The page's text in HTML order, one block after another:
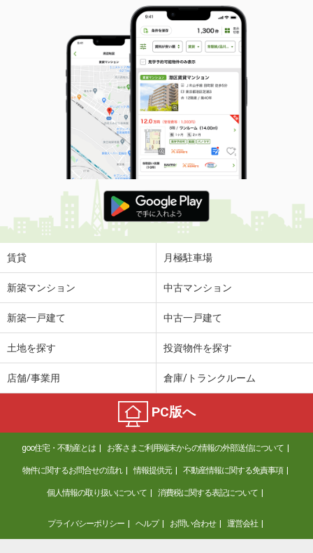
賃貸 月極駐車場
新築マンション 中古マンション
新築一戸建て 中古一戸建て
土地を探す 投資物件を探す
店舗/事業用 倉庫/トランクルーム
PC版へ
goo住宅・不動産とは お客さまご利用端末からの情報の外部送信について
物件に関するお問合せの流れ 情報提供元 不動産情報に関する免責事項
個人情報の取り扱いについて 消費税に関する表記について
プライバシーポリシー ヘルプ お問い合わせ 運営会社